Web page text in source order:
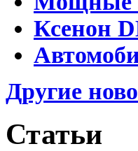
Ксенон
Другие
Статьи